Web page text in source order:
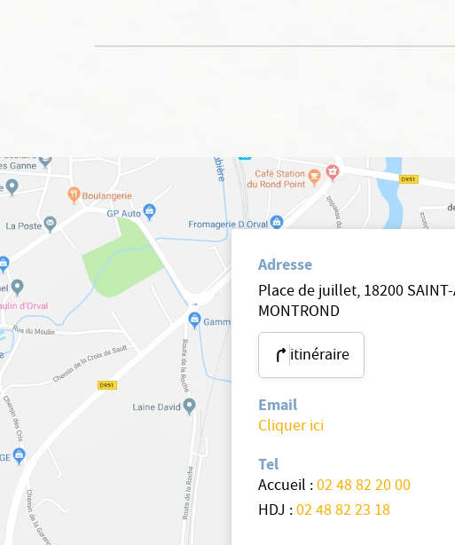
Adresse
Place de juillet, 18200
MONTROND
itinéraire
Email
Cliquer ici
Tel
Accueil :02 48 82 20 00
HDJ :02 48 82 23 18